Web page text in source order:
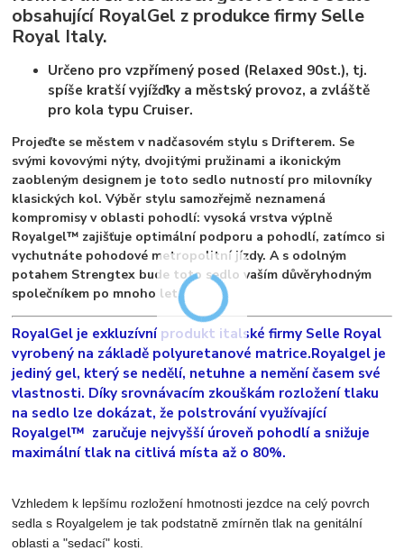
obsahující RoyalGel z produkce firmy Selle
Royal Italy.
Určeno pro vzpřímený posed (Relaxed 90st.), tj.
spíše kratší vyjížďky a městský provoz, a zvláště
pro kola typu Cruiser.
Projeďte se městem v nadčasovém stylu s Drifterem. Se
svými kovovými nýty, dvojitými pružinami a ikonickým
zaobleným designem je toto sedlo nutností pro milovníky
klasických kol. Výběr stylu samozřejmě neznamená
kompromisy v oblasti pohodlí: vysoká vrstva výplně
Royalgel™ zajišťuje optimální podporu a pohodlí, zatímco si
vychutnáte pohodové metropolitní jízdy. A s odolným
potahem Strengtex bude toto sedlo vaším důvěryhodným
společníkem po mnoho let.
RoyalGel je exkluzívní produkt italské firmy Selle Royal
vyrobený na základě polyuretanové matrice.Royalgel je
jediný gel, který se nedělí, netuhne a nemění časem své
vlastnosti. Díky srovnávacím zkouškám rozložení tlaku
na sedlo lze dokázat, že polstrování využívající
Royalgel™ zaručuje nejvyšší úroveň pohodlí a snižuje
maximální tlak na citlivá místa až o 80%.
Vzhledem k lepšímu rozložení hmotnosti jezdce na celý povrch
sedla s Royalgelem je tak podstatně zmírněn tlak na genitální
oblasti a "sedací" kosti.